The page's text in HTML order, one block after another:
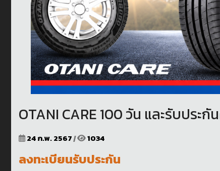
OTANI CARE 100 วัน และรับปร
24 ก.พ. 2567| 1034
ลงทะเบียนรับประกัน